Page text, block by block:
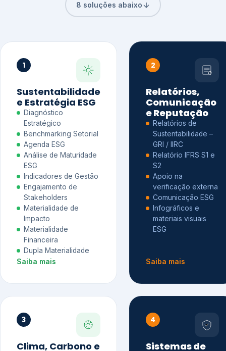
8 soluções abaixo
1
Sustentabilidade
e Estratégia ESG
Diagnóstico
Estratégico
Benchmarking Setorial
Agenda ESG
Análise de Maturidade
ESG
Indicadores de Gestão
Engajamento de
Stakeholders
Materialidade de
Impacto
Materialidade
Financeira
Dupla Materialidade
Saiba mais
2
Relatórios,
Comunicação
e Reputação
Relatórios de
Sustentabilidade –
GRI / IIRC
Relatório IFRS S1 e
S2
Apoio na
verificação externa
Comunicação ESG
Infográficos e
materiais visuais
ESG
Saiba mais
3
Clima, Carbono e
4
Sistemas de